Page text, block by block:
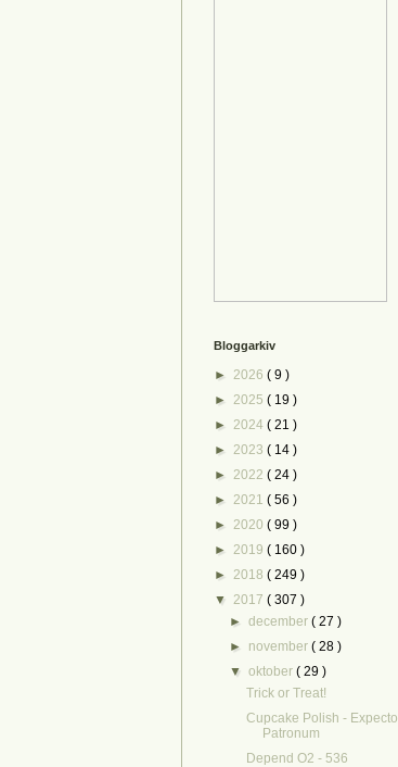
Bloggarkiv
► 2026 ( 9 )
► 2025 ( 19 )
► 2024 ( 21 )
► 2023 ( 14 )
► 2022 ( 24 )
► 2021 ( 56 )
► 2020 ( 99 )
► 2019 ( 160 )
► 2018 ( 249 )
▼ 2017 ( 307 )
►december( 27 )
► november( 28 )
▼oktober( 29 )
Trick or Treat!
Cupcake Polish - Expecto
Patronum
Depend O2 - 536